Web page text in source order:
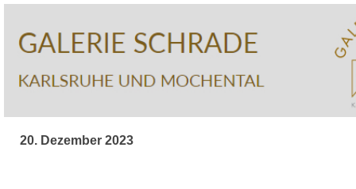
20. Dezember 2023